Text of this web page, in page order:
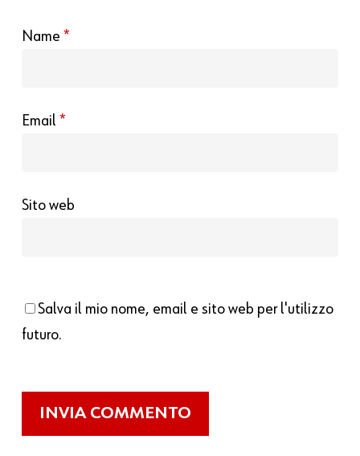
Name *
Email *
Sito web
Salva il mio nome, email e sito web per l'utilizzo
futuro.